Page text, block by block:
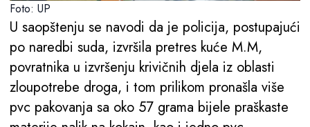
Foto: UP
U saopštenju se navodi da je policija, postupajući
po naredbi suda, izvršila pretres kuće M.M,
povratnika u izvršenju krivičnih djela iz oblasti
zloupotrebe droga, i tom prilikom pronašla više
pvc pakovanja sa oko 57 grama bijele praškaste